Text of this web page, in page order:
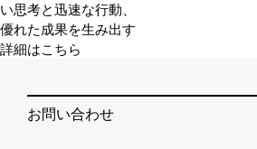
い思考と迅速な行動、
優れた成果を生み出す
詳細はこちら
お問い合わせ